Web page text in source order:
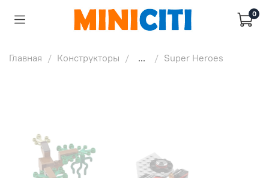
0
Главная Конструкторы ... Super Heroes